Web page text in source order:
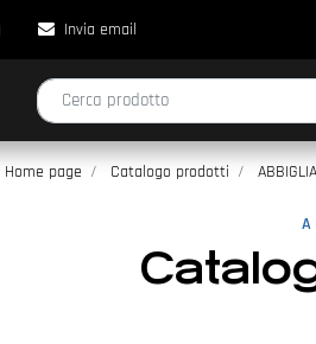
Invia email
La modifica di un filtro aggiorna
Home page Catalogo prodotti